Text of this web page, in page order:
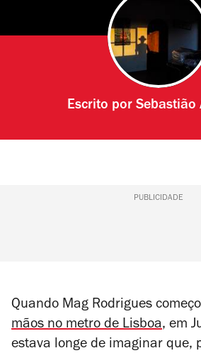
Escrito por Sebastião
PUBLICIDADE
Quando Mag Rodrigues
mãos no metro de Lisboa, em
estava longe de imaginar que,